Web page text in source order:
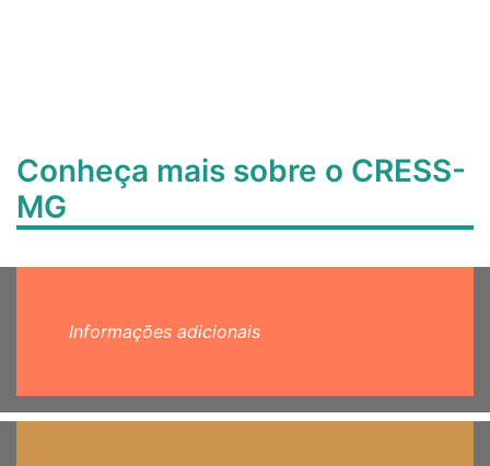
Conheça mais sobre o CRESS-
MG
Informações adicionais